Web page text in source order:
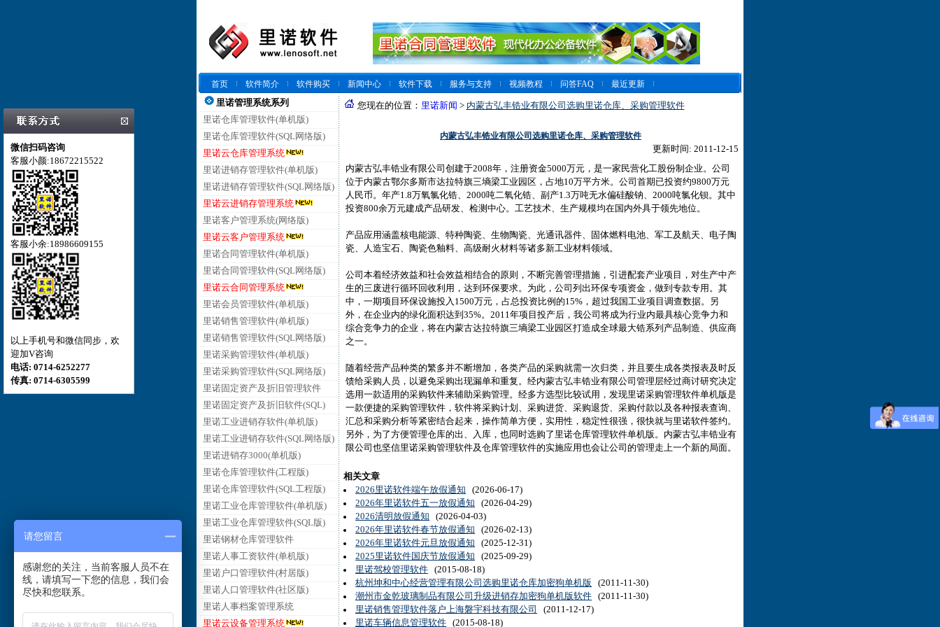
首页 软件简介 软件购买 新闻中心 软件下载 服务与支持 视频教程 问答FAQ
最近更新
里诺管理系统系列
里诺仓库管理软件(单机版)
里诺仓库管理软件(SQL网络版)
里诺云仓库管理系统
里诺进销存管理软件(单机版)
里诺进销存管理软件(SQL网络版)
里诺云进销存管理系统
里诺客户管理系统(网络版)
里诺云客户管理系统
里诺合同管理软件(单机版)
里诺合同管理软件(SQL网络版)
里诺云合同管理系统
里诺会员管理软件(单机版)
里诺销售管理软件(单机版)
里诺销售管理软件(SQL网络版)
里诺采购管理软件(单机版)
里诺采购管理软件(SQL网络版)
里诺固定资产及折旧管理软件
里诺固定资产及折旧软件(SQL)
里诺工业进销存软件(单机版)
里诺工业进销存软件(SQL网络版)
里诺进销存3000(单机版)
里诺仓库管理软件(工程版)
里诺仓库管理软件(SQL工程版)
里诺工业仓库管理软件(单机版)
里诺工业仓库管理软件(SQL版)
里诺钢材仓库管理软件
里诺人事工资软件(单机版)
里诺户口管理软件(村居版)
里诺人口管理软件(社区版)
里诺人事档案管理系统
里诺云设备管理系统
您现在的位置： 里诺新闻 > 内蒙古弘丰锆业有限公司选购里诺仓库、采购管理软件
内蒙古弘丰锆业有限公司选购里诺仓库、采购管理软件
更新时间: 2011-12-15
内蒙古弘丰锆业有限公司创建于2008年，注册资金5000万元，是一家民营化工股份制企业。公司
位于内蒙古鄂尔多斯市达拉特旗三墒梁工业园区，占地10万平方米。公司首期已投资约9800万元
人民币。年产1.8万氧氯化锆、2000吨二氧化锆、副产1.3万吨无水偏硅酸钠、2000吨氯化钡。其中
投资800余万元建成产品研发、检测中心。工艺技术、生产规模均在国内外具于领先地位。
产品应用涵盖核电能源、特种陶瓷、生物陶瓷、光通讯器件、固体燃料电池、军工及航天、电子陶
瓷、人造宝石、陶瓷色釉料、高级耐火材料等诸多新工业材料领域。
公司本着经济效益和社会效益相结合的原则，不断完善管理措施，引进配套产业项目，对生产中产
生的三废进行循环回收利用，达到环保要求。为此，公司列出环保专项资金，做到专款专用。其
中，一期项目环保设施投入1500万元，占总投资比例的15%，超过我国工业项目调查数据。另
外，在企业内的绿化面积达到35%。2011年项目投产后，我公司将成为行业内最具核心竞争力和
综合竞争力的企业，将在内蒙古达拉特旗三墒梁工业园区打造成全球最大锆系列产品制造、供应商
之一。
随着经营产品种类的繁多并不断增加，各类产品的采购就需一次归类，并且要生成各类报表及时反
馈给采购人员，以避免采购出现漏单和重复。经内蒙古弘丰锆业有限公司管理层经过商讨研究决定
选用一款适用的采购软件来辅助采购管理。经多方选型比较试用，发现里诺采购管理软件单机版是
一款便捷的采购管理软件，软件将采购计划、采购进货、采购退货、采购付款以及各种报表查询、
汇总和采购分析等紧密结合起来，操作简单方便，实用性，稳定性很强，很快就与里诺软件签约。
另外，为了方便管理仓库的出、入库，也同时选购了里诺仓库管理软件单机版。内蒙古弘丰锆业有
限公司也坚信里诺采购管理软件及仓库管理软件的实施应用也会让公司的管理走上一个新的局面。
相关文章
2026里诺软件端午放假通知 (2026-06-17)
2026年里诺软件五一放假通知 (2026-04-29)
2026清明放假通知 (2026-04-03)
2026年里诺软件春节放假通知 (2026-02-13)
2026年里诺软件元旦放假通知 (2025-12-31)
2025里诺软件国庆节放假通知 (2025-09-29)
里诺驾校管理软件 (2015-08-18)
杭州坤和中心经营管理有限公司选购里诺仓库加密狗单机版 (2011-11-30)
潮州市金乾玻璃制品有限公司升级进销存加密狗单机版软件 (2011-11-30)
里诺销售管理软件落户上海磐宇科技有限公司
(2011-12-17)
里诺车辆信息管理软件 (2015-08-18)
微信扫码咨询
客服小颜:18672215522
客服小余:18986609155
以上手机号和微信同步，欢
迎加V咨询
电话: 0714-6252277
传真: 0714-6305599
请您留言
感谢您的关注，当前客服人员不在
线，请填写一下您的信息，我们会
尽快和您联系。